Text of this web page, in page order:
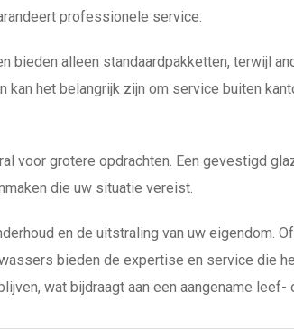
professionele service.
alleen standaardpakketten, terwijl
kan het belangrijk zijn om service buiten
voor grotere opdrachten. Een gevestigd
die uw situatie vereist.
en de uitstraling van uw eigendom.
bieden de expertise en service die
wat bijdraagt aan een aangename leef-